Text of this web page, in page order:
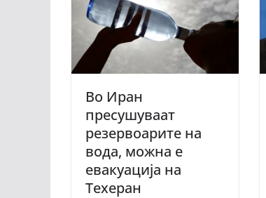
Во Иран
пресушуваат
резервоарите на
вода, можна е
евакуација на
Техеран